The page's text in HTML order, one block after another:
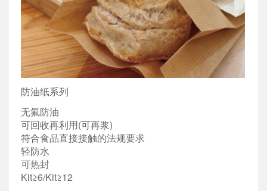
防油纸系列
无氟防油
可回收再利用(可再浆)
符合食品直接接触的法规要求
轻防水
可热封
Kit≥6/Kit≥12